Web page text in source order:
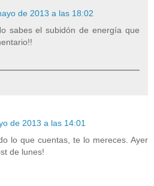
de 2013 a las 18:02
sabes el subidón de energía que
de 2013 a las 14:01
lo que cuentas, te lo mereces. Ayer
de lunes!